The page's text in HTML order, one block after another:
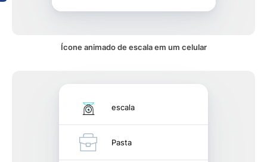
Ícone animado de escala em um celular
escala
Pasta